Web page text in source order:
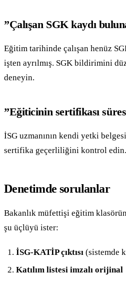
”Çalışan SGK kaydı
Eğitim tarihinde çalışan henüz
işten ayrılmış. SGK bildirimini
deneyin.
”Eğiticinin sertifikası
İSG uzmanının kendi yetki
sertifika geçerliliğini kontrol edin.
Denetimde sorulanlar
Bakanlık müfettişi eğitim
şu üçlüyü ister:
İSG-KATİP çıktısı (sistemde
Katılım listesi imzalı orijinal